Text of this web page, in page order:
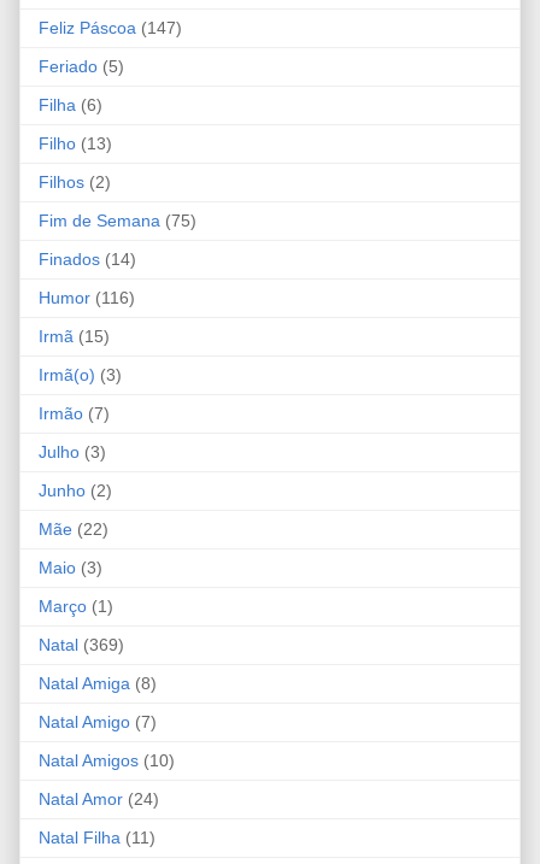
Feliz Páscoa (147)
Feriado (5)
Filha (6)
Filho (13)
Filhos (2)
Fim de Semana (75)
Finados (14)
Humor (116)
Irmã (15)
Irmã(o) (3)
Irmão (7)
Julho (3)
Junho (2)
Mãe (22)
Maio (3)
Março (1)
Natal (369)
Natal Amiga (8)
Natal Amigo (7)
Natal Amigos (10)
Natal Amor (24)
Natal Filha (11)